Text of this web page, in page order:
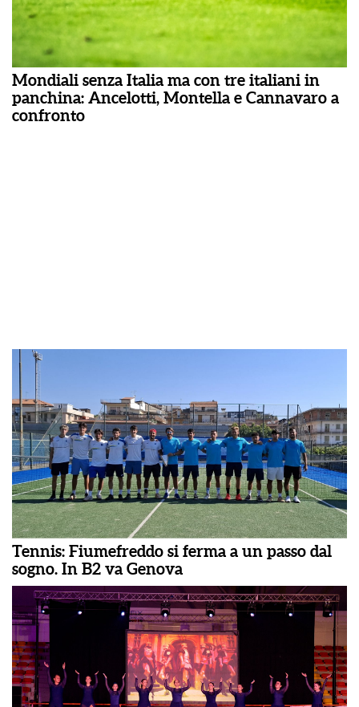
Mondiali senza Italia ma con tre italiani in
panchina: Ancelotti, Montella e Cannavaro a
confronto
Tennis: Fiumefreddo si ferma a un passo dal
sogno. In B2 va Genova